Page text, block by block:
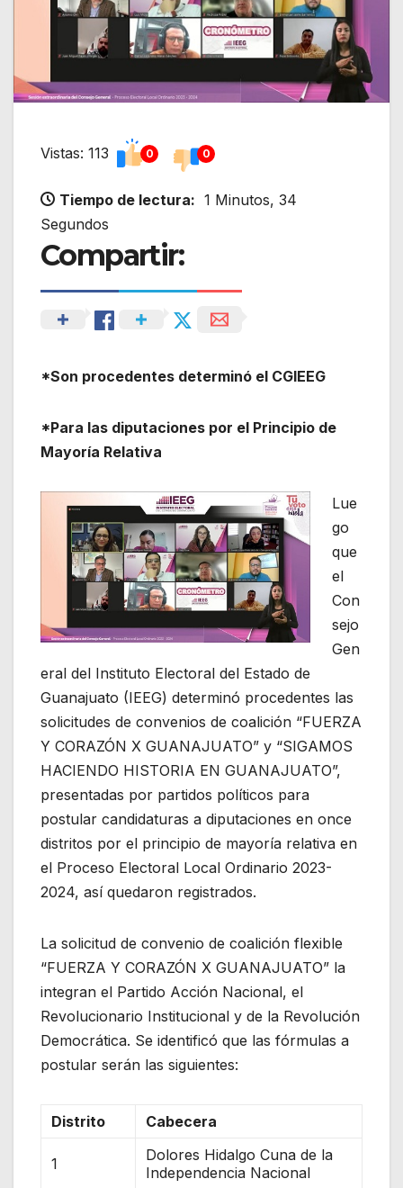
Vistas: 113 0 0
Tiempo de lectura: 1 Minutos, 34
Segundos
Compartir:
*Son procedentes determinó el CGIEEG
*Para las diputaciones por el Principio de
Mayoría Relativa
Lue
go
que
el
Con
sejo
Gen
eral del Instituto Electoral del Estado de
Guanajuato (IEEG) determinó procedentes las
solicitudes de convenios de coalición “FUERZA
Y CORAZÓN X GUANAJUATO” y “SIGAMOS
HACIENDO HISTORIA EN GUANAJUATO”,
presentadas por partidos políticos para
postular candidaturas a diputaciones en once
distritos por el principio de mayoría relativa en
el Proceso Electoral Local Ordinario 2023-
2024, así quedaron registrados.
La solicitud de convenio de coalición flexible
“FUERZA Y CORAZÓN X GUANAJUATO” la
integran el Partido Acción Nacional, el
Revolucionario Institucional y de la Revolución
Democrática. Se identificó que las fórmulas a
postular serán las siguientes:
Distrito Cabecera
1
Dolores Hidalgo Cuna de la
Independencia Nacional